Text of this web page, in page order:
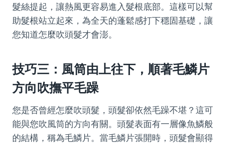
髮絲提起，讓熱風更容易進入髮根底部。這樣可以幫
助髮根站立起來，為全天的蓬鬆感打下穩固基礎，讓
您知道怎麼吹頭髮才會澎。
技巧三：風筒由上往下，順著毛鱗片
方向吹撫平毛躁
您是否曾經怎麼吹頭髮，頭髮卻依然毛躁不堪？這可
能與您吹風筒的方向有關。頭髮表面有一層像魚鱗般
的結構，稱為毛鱗片。當毛鱗片張開時，頭髮會顯得